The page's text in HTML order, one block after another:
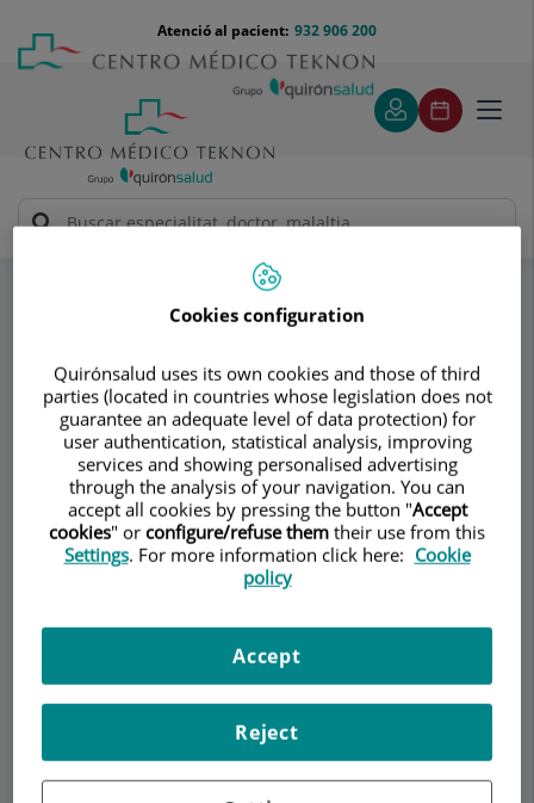
contingut
Menú
teléfono
cabecera
932 906 200
Atenció al pacient:
Dr. Juan Muñoz
Ortego
REUMATOLOGIA
Equip Contacte
Cookies configuration
Quirónsalud uses its own cookies and those of third
parties (located in countries whose legislation does not
guarantee an adequate level of data protection) for
user authentication, statistical analysis, improving
services and showing personalised advertising
through the analysis of your navigation. You can
accept all cookies by pressing the button "Accept
cookies" or configure/refuse them their use from this
Settings. For more information click here: Cookie
policy
Reject
Accept